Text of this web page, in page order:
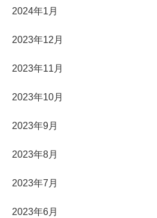
2024年1月
2023年12月
2023年11月
2023年10月
2023年9月
2023年8月
2023年7月
2023年6月